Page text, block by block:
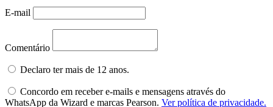
E-mail
Comentário
Declaro ter mais de 12 anos.
Concordo em receber e-mails e mensagens através do
WhatsApp da Wizard e marcas Pearson. Ver política de privacidade.